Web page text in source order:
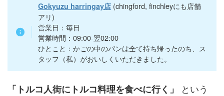
Gokyuzu harringay店 (chingford, finchleyにも店舗
アリ)
営業日：毎日
営業時間：09:00-翌02:00
ひとこと：かごの中のパンは全て持ち帰ったのち、ス
タッフ（私）がおいしくいただきました。
「トルコ人街にトルコ料理を食べに行く」
という